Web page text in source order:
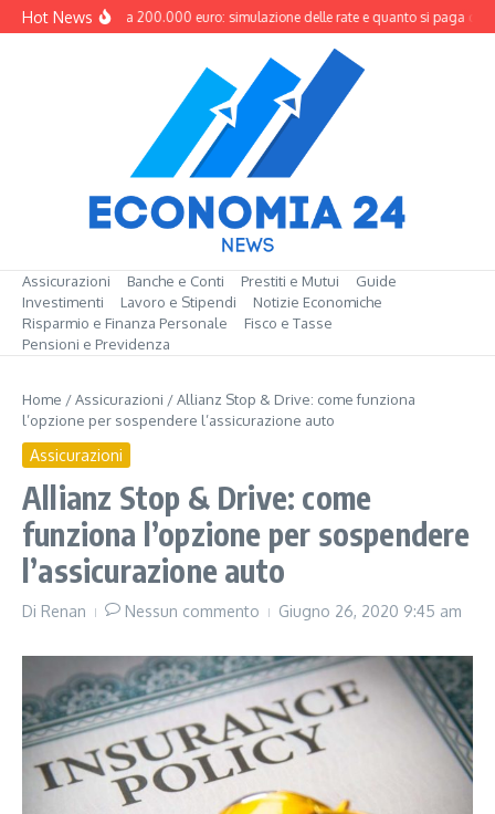
Salta al contenuto
Hot NewsMutuo da 200.000 euro: simulazione delle rate e quanto si paga
Assicurazioni Banche e Conti Prestiti e Mutui
Guide
Investimenti
Lavoro e Stipendi
Notizie Economiche
Risparmio e Finanza Personale
Fisco e Tasse
Pensioni e Previdenza
Home /Assicurazioni /Allianz Stop & Drive: come funziona
l’opzione per sospendere l’assicurazione auto
Assicurazioni
Allianz Stop & Drive: come
funziona l’opzione per sospendere
l’assicurazione auto
Di Renan Nessun commento Giugno 26, 2020 9:45 am